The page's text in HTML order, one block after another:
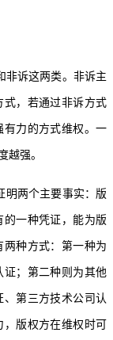
非诉这两类。非诉主
式，若通过非诉方式
有力的方式维权。一
越强。
明两个主要事实：版
一种凭证，能为版
种方式：第一种为
；第二种则为其他
第三方技术公司认
版权方在维权时可